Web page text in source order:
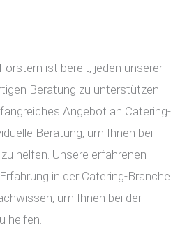
ist bereit, jeden unserer
Beratung zu unterstützen.
Angebot an Catering-
Beratung, um Ihnen bei
helfen. Unsere erfahrenen
in der Catering-Branche
um Ihnen bei der
helfen.